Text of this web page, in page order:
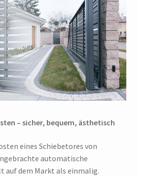
– sicher, bequem, ästhetisch
eines Schiebetores von
automatische
auf dem Markt als einmalig.